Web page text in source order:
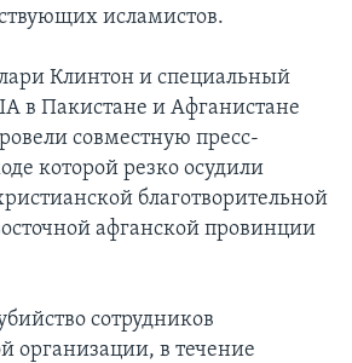
исламистов.
Клинтон и специальный
в Пакистане и Афганистане
совместную пресс-
которой резко осудили
благотворительной
афганской провинции
сотрудников
организации, в течение